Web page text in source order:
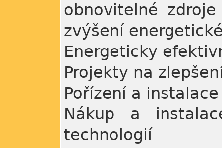
obnovitelné
zvýšení
Energeticky
Projekty na
Pořízení a
Nákup a
technologií